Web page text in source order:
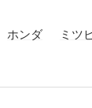
ホンダ ミツ